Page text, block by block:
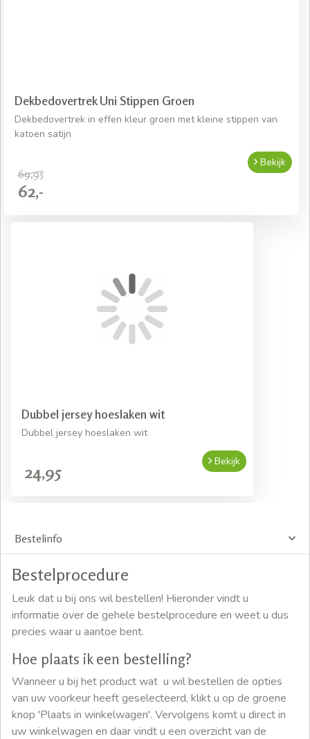
Dekbedovertrek Uni Stippen Groen
Dekbedovertrek in effen kleur groen met kleine stippen van
katoen satijn
69,95
62,-
Bekijk
Dubbel jersey hoeslaken wit
Dubbel jersey hoeslaken wit
24,95
Bekijk
Bestelinfo
Bestelprocedure
Leuk dat u bij ons wil bestellen! Hieronder vindt u
informatie over de gehele bestelprocedure en weet u dus
precies waar u aantoe bent.
Hoe plaats ik een bestelling?
Wanneer u bij het product wat u wil bestellen de opties
van uw voorkeur heeft geselecteerd, klikt u op de groene
knop 'Plaats in winkelwagen'. Vervolgens komt u direct in
uw winkelwagen en daar vindt u een overzicht van de